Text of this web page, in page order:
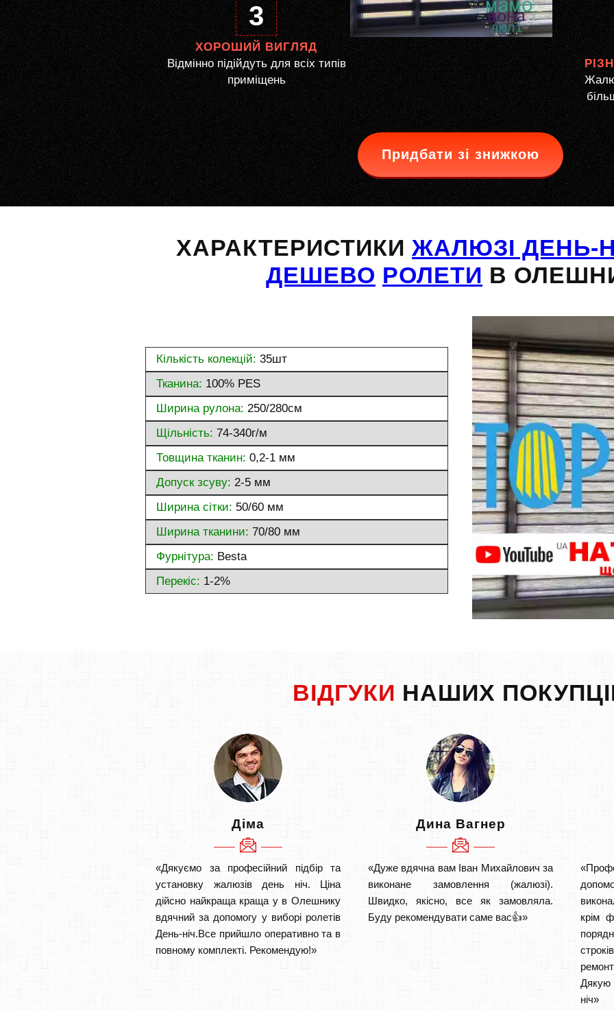
3
ХОРОШИЙ ВИГЛЯД
Відмінно підійдуть для всіх типів
приміщень
Придбати зі знижкою
ХАРАКТЕРИСТИКИ ЖАЛЮЗІ ДЕНЬ-
ДЕШЕВО РОЛЕТИ В
Кількість колекцій: 35шт
Тканина: 100% PES
Ширина рулона: 250/280см
Щільність: 74-340г/м
Товщина тканин: 0,2-1 мм
Допуск зсуву: 2-5 мм
Ширина сітки: 50/60 мм
Ширина тканини: 70/80 мм
Фурнітура: Besta
Перекіс: 1-2%
ВІДГУКИ НАШИХ
Діма
«Дякуємо за професійний підбір та
установку жалюзів день ніч. Ціна
дійсно найкраща краща у в Олешнику
вдячний за допомогу у виборі ролетів
День-ніч.Все прийшло оперативно та в
повному комплекті. Рекомендую!»
Дина Вагнер
«Дуже вдячна вам Іван Михайлович за
виконане замовлення (жалюзі).
Швидко, якісно, все як замовляла.
Буду рекомендувати саме вас👍»
крім
Дякую
ніч»